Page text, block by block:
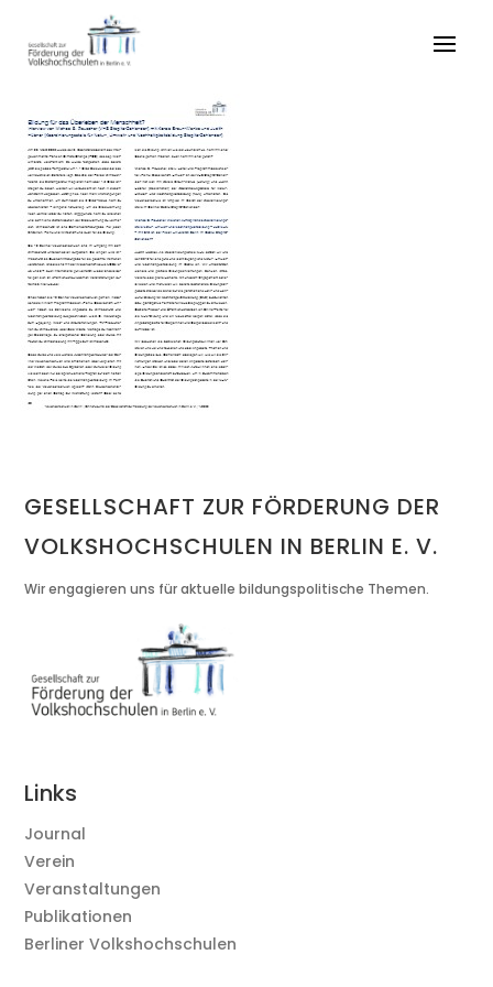
GESELLSCHAFT ZUR FÖRDERUNG DER
VOLKSHOCHSCHULEN IN BERLIN E. V.
Wir engagieren uns für aktuelle bildungspolitische Themen.
Links
Journal
Verein
Veranstaltungen
Publikationen
Berliner Volkshochschulen